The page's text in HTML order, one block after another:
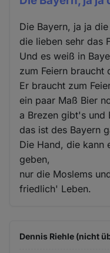
Die Bayern, ja ja die
die lieben sehr das
Und es weiß in
zum Feiern braucht
Er braucht zum
ein paar Maß Bier
a Brezen gibt's und
das ist des Bayern
Die Hand, die kann
geben,
nur die Moslems
friedlich' Leben.
Dennis Riehle (nicht